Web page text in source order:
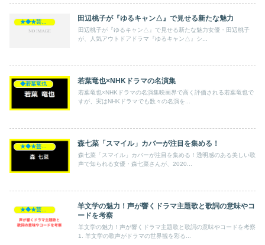
田辺桃子が『ゆるキャン△』で見せる新たな魅力
田辺桃子が『ゆるキャン△』で見せる新たな魅力女優・田辺桃子
が、人気アウトドアドラマ『ゆるキャン△』シ...
◆若葉竜也 若葉竜也×NHKドラマの名演集
若葉竜也×NHKドラマの名演集映画界で高く評価される若葉竜也で
すが、実はNHKドラマでも数々の名演を...
★◆★芸能人★◆★ 森七菜「スマイル」カバーが注目を集める！
森七菜「スマイル」カバーが注目を集める！透明感のある美しい歌
声で知られる女優・森七菜さんが、2020...
羊文学の魅力！声が響くドラマ主題歌と歌詞の意味やコ
ードを考察
羊文学の魅力！声が響くドラマ主題歌と歌詞の意味やコードを考察
1. 羊文学の歌声がドラマの世界観を彩る...